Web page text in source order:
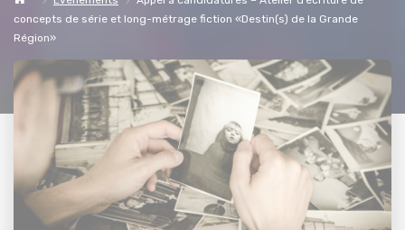
concepts de série et long-métrage fiction «Destin(s) de la Grande
Région»